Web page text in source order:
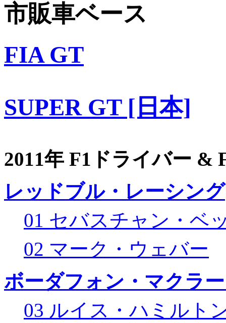
市販車ベース
FIA GT
SUPER GT [日本]
2011年 F1ドライバー &
レッドブル・レーシング
01 セバスチャン・ベ
02 マーク・ウェバー
ボーダフォン・マクラ
03 ルイス・ハミルト